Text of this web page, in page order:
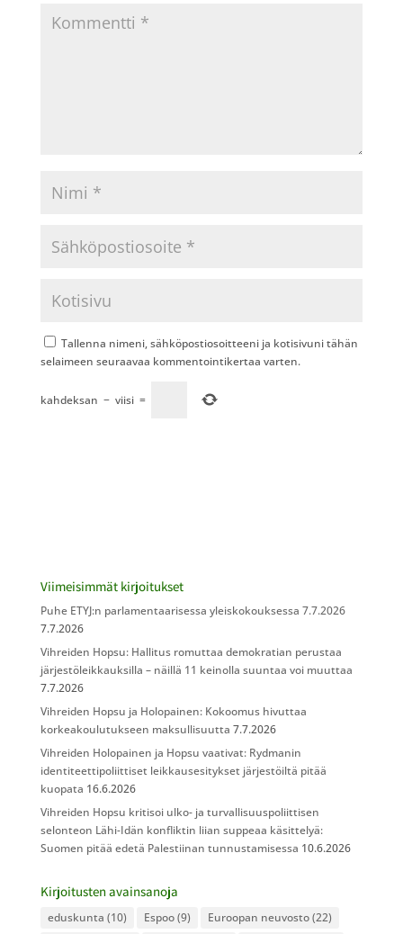
Tallenna nimeni, sähköpostiosoitteeni ja kotisivuni tähän
selaimeen seuraavaa kommentointikertaa varten.
kahdeksan − viisi =
Viimeisimmät kirjoitukset
Puhe ETYJ:n parlamentaarisessa yleiskokouksessa 7.7.2026
7.7.2026
Vihreiden Hopsu: Hallitus romuttaa demokratian perustaa
järjestöleikkauksilla – näillä 11 keinolla suuntaa voi muuttaa
7.7.2026
Vihreiden Hopsu ja Holopainen: Kokoomus hivuttaa
korkeakoulutukseen maksullisuutta 7.7.2026
Vihreiden Holopainen ja Hopsu vaativat: Rydmanin
identiteettipoliittiset leikkausesitykset järjestöiltä pitää
kuopata 16.6.2026
Vihreiden Hopsu kritisoi ulko- ja turvallisuuspoliittisen
selonteon Lähi-Idän konfliktin liian suppeaa käsittelyä:
Suomen pitää edetä Palestiinan tunnustamisessa 10.6.2026
Kirjoitusten avainsanoja
eduskunta (10) Espoo(9) Euroopan neuvosto(22)